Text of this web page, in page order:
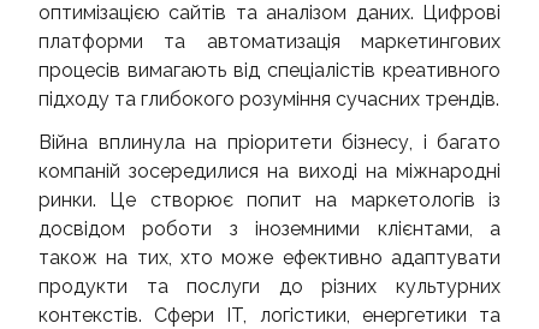
оптимізацією сайтів та аналізом даних. Цифрові
платформи та автоматизація маркетингових
процесів вимагають від спеціалістів креативного
підходу та глибокого розуміння сучасних трендів.
Війна вплинула на пріоритети бізнесу, і багато
компаній зосередилися на виході на міжнародні
ринки. Це створює попит на маркетологів із
досвідом роботи з іноземними клієнтами, а
також на тих, хто може ефективно адаптувати
продукти та послуги до різних культурних
контекстів. Сфери IT, логістики, енергетики та